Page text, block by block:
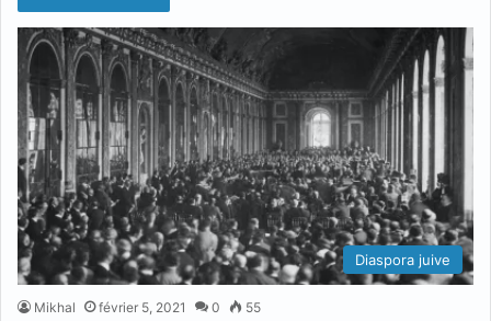
Diaspora juive
Mikhal février 5, 2021 0 55